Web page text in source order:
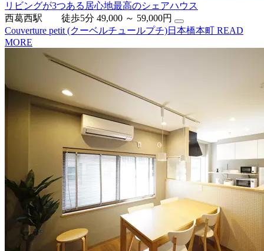
リビングが3つある居心地最高のシェアハウス
西葛西駅 徒歩5分 49,000 ～ 59,000円
Couverture petit (クーベルチュールプチ)日本橋本町 READ
MORE